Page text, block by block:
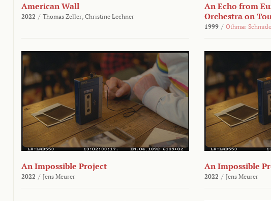
American Wall
2022 / Thomas Zeller, Christine Lechner
An Echo from
Orchestra on
1999 / Othmar
An Impossible Project
2022 / Jens Meurer
An Impossible
2022 / Jens Meurer